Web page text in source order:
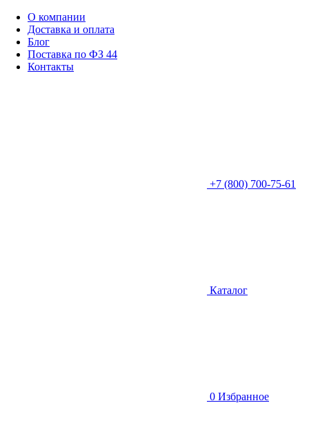
О компании
Доставка и оплата
Блог
Поставка по ФЗ 44
Контакты
+7 (800) 700-75-61
Каталог
0 Избранное